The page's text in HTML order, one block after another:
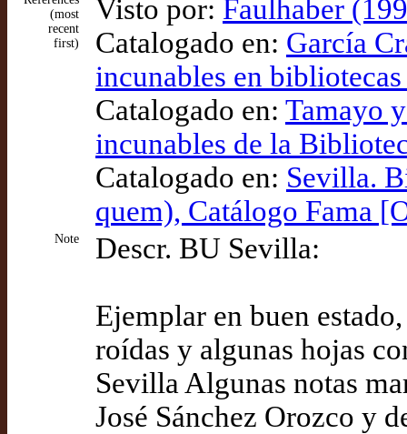
(most
recent
first)
Visto por: Faulhaber
Catalogado en: García
incunables en
Catalogado en: Tamayo
incunables de la
Catalogado en: Sevilla.
quem), Catálogo Fama
Note Descr. BU Sevilla:
Ejemplar en buen
roídas y algunas hojas
Sevilla Algunas notas
José Sánchez Orozco y